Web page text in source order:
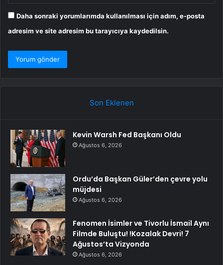
Daha sonraki yorumlarımda kullanılması için adım, e-posta
adresim ve site adresim bu tarayıcıya kaydedilsin.
Son Eklenen
Kevin Warsh Fed Başkanı Oldu
Ağustos 6, 2026
Ordu’da Başkan Güler’den çevre yolu
müjdesi
Ağustos 6, 2026
Fenomen İsimler ve Tivorlu İsmail Aynı
Filmde Buluştu! !Kozalak Devri! 7
Ağustos’ta Vizyonda
Ağustos 6, 2026